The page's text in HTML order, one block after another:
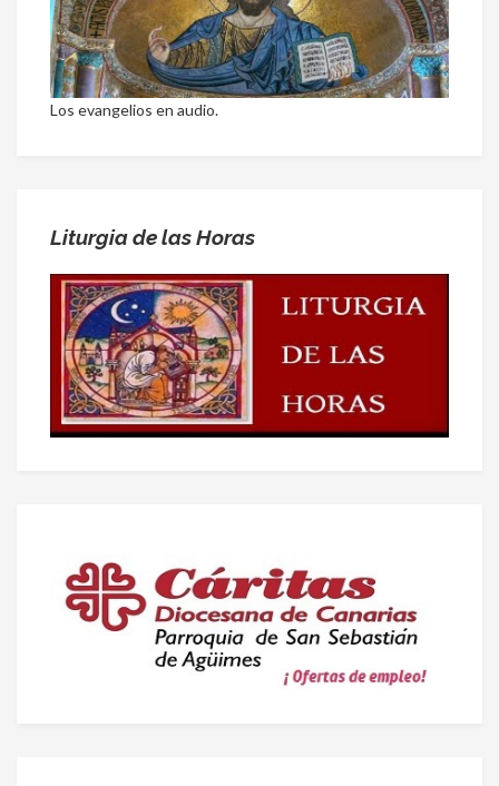
Los evangelios en audio.
Liturgia de las Horas